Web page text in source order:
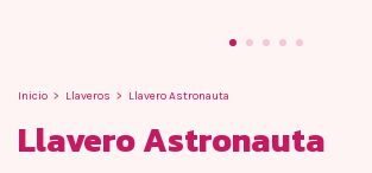
Inicio > Llaveros > Llavero Astronauta
Llavero Astronauta